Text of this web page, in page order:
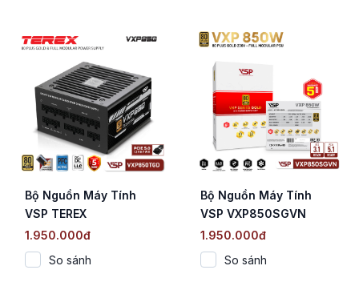
Bộ Nguồn Máy Tính
VSP TEREX
VXP850TGD (850W /
80 Plus Gold / Full
Modular / ATX 3.0 /
1.950.000đ
So sánh
Bộ Nguồn Máy Tính
VSP VXP850SGVN
White (850W / 80 Plus
Gold / Full Modular /
ATX 3.1)
1.950.000đ
So sánh